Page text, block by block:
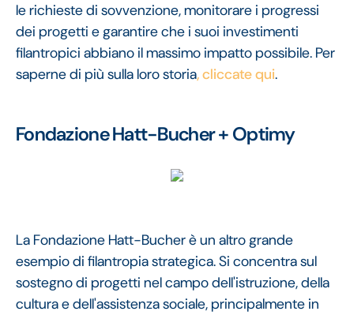
le richieste di sovvenzione, monitorare i progressi
dei progetti e garantire che i suoi investimenti
filantropici abbiano il massimo impatto possibile. Per
saperne di più sulla loro storia, cliccate qui.
Fondazione Hatt-Bucher + Optimy
La Fondazione Hatt-Bucher è un altro grande
esempio di filantropia strategica. Si concentra sul
sostegno di progetti nel campo dell'istruzione, della
cultura e dell'assistenza sociale, principalmente in